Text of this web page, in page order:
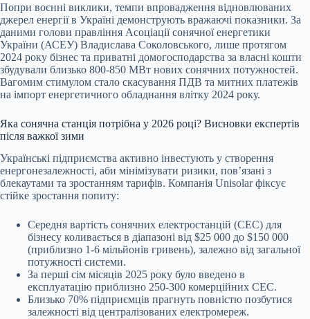
Попри воєнні виклики, темпи впровадження відновлюваних
джерел енергії в Україні демонструють вражаючі показники. За
даними голови правління Асоціації сонячної енергетики
України (АСЕУ) Владислава Соколовського, лише протягом
2024 року бізнес та приватні домогосподарства за власні кошти
збудували близько 800-850 МВт нових сонячних потужностей.
Вагомим стимулом стало скасування ПДВ та митних платежів
на імпорт енергетичного обладнання влітку 2024 року.
Яка сонячна станція потрібна у 2026 році? Висновки експертів
після важкої зими
Українські підприємства активно інвестують у створення
енергонезалежності, аби мінімізувати ризики, пов’язані з
блекаутами та зростанням тарифів. Компанія Unisolar фіксує
стійке зростання попиту:
Середня вартість сонячних електростанцій (СЕС) для
бізнесу коливається в діапазоні від $25 000 до $150 000
(приблизно 1-6 мільйонів гривень), залежно від загальної
потужності системи.
За перші сім місяців 2025 року було введено в
експлуатацію приблизно 250-300 комерційних СЕС.
Близько 70% підприємців прагнуть повністю позбутися
залежності від централізованих електромереж.